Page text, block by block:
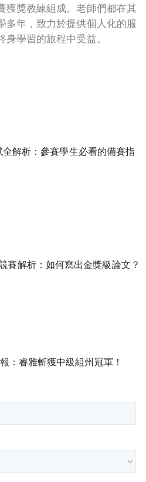
獲獎教練組成。老師們都在其
多年，致力於提供個人化的服
身學習的旅程中受益。
解析：參賽學生必看的備賽指
賽解析：如何寫出金獎級論文？
：睿雅斬獲中級組州冠軍！